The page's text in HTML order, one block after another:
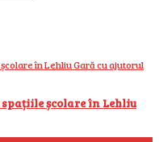
școlare în Lehliu